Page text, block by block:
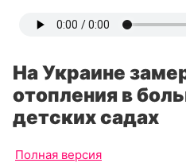
На Украине
отопления в
детских садах
Полная версия